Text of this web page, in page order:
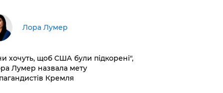
​Лора Лумер
хочуть, щоб США були підкорені",
Лумер назвала мету
Кремля